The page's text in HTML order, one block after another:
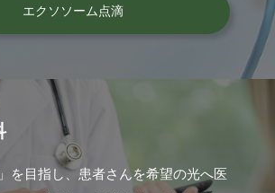
エクソソーム点滴
を目指し、患者さんを希望の光へ医